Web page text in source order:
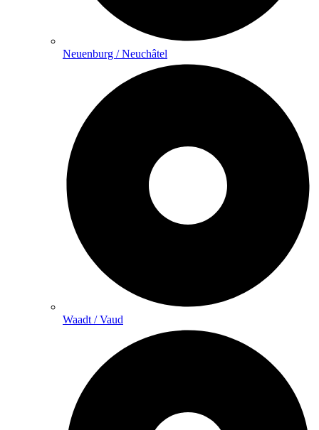
Neuenburg / Neuchâtel
Waadt / Vaud